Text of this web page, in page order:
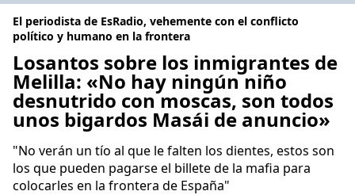
El periodista de EsRadio, vehemente con el conflicto
político y humano en la frontera
Losantos sobre los inmigrantes de
Melilla: «No hay ningún niño
desnutrido con moscas, son todos
unos bigardos Masái de anuncio»
"No verán un tío al que le falten los dientes, estos son
los que pueden pagarse el billete de la mafia para
colocarles en la frontera de España"